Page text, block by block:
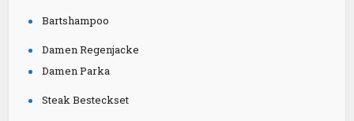
Bartshampoo
Damen Regenjacke
Damen Parka
Steak Besteckset